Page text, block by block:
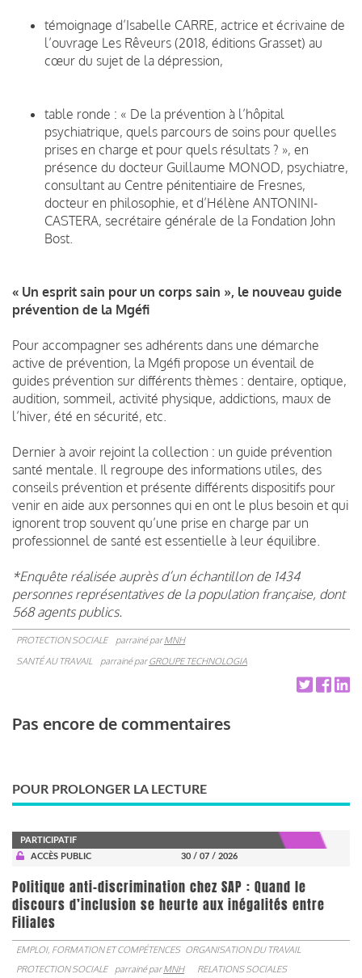
témoignage d’Isabelle CARRE, actrice et écrivaine de
l’ouvrage Les Rêveurs (2018, éditions Grasset) au
cœur du sujet de la dépression,
table ronde : « De la prévention à l’hôpital
psychiatrique, quels parcours de soins pour quelles
prises en charge et pour quels résultats ? », en
présence du docteur Guillaume MONOD, psychiatre,
consultant au Centre pénitentiaire de Fresnes,
docteur en philosophie, et d’Hélène ANTONINI-
CASTERA, secrétaire générale de la Fondation John
Bost.
« Un esprit sain pour un corps sain », le nouveau guide
prévention de la Mgéfi
Pour accompagner ses adhérents dans une démarche
active de prévention, la Mgéfi propose un éventail de
guides prévention sur différents thèmes : dentaire, optique,
audition, sommeil, activité physique, addictions, maux de
l’hiver, été en sécurité, etc.
Dernier à avoir rejoint la collection : un guide prévention
santé mentale. Il regroupe des informations utiles, des
conseils prévention et présente différents dispositifs pour
venir en aide aux personnes qui en ont le plus besoin et qui
ignorent trop souvent qu’une prise en charge par un
professionnel de santé est essentielle à leur équilibre.
*Enquête réalisée auprès d’un échantillon de 1434
personnes représentatives de la population française, dont
568 agents publics.
PROTECTION SOCIALE parrainé parMNH
SANTÉ AU TRAVAIL
parrainé parGROUPE TECHNOLOGIA
Pas encore de commentaires
POUR PROLONGER LA LECTURE
PARTICIPATIF
ACCÈS PUBLIC
30 / 07 / 2026
Politique anti-discrimination chez SAP : Quand le
discours d’inclusion se heurte aux inégalités entre
Filiales
EMPLOI, FORMATION ET COMPÉTENCES ORGANISATION DU TRAVAIL
PROTECTION SOCIALE
parrainé parMNH RELATIONS SOCIALES